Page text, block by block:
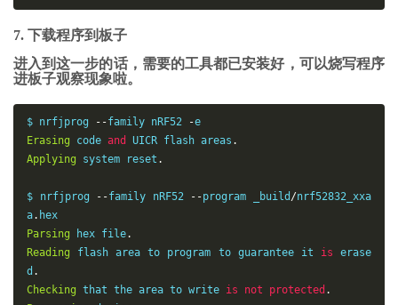
7. 下载程序到板子
进入到这一步的话，需要的工具都已安装好，可以烧写程序
进板子观察现象啦。
$ nrfjprog --family nRF52 -e
Erasing code and UICR flash areas .
Applying system reset .
$ nrfjprog --family nRF52 --program _build /nrf52832_xxa
a. hex
Parsing
hex file.
Reading flash area to program to guarantee it is erase
d .
Checking that the area to write is not protected .